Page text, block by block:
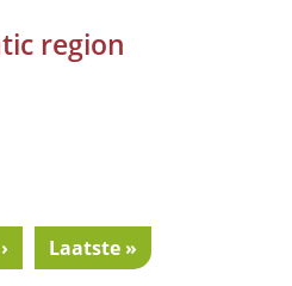
region
Last
page
Laatste »